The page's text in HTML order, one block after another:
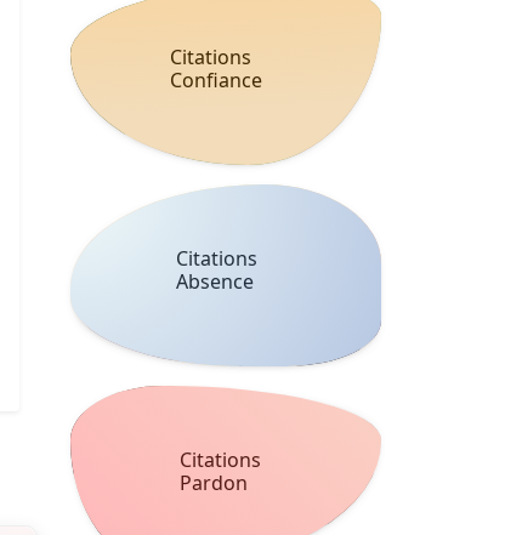
Citations
Confiance
Citations
Absence
Citations
Pardon